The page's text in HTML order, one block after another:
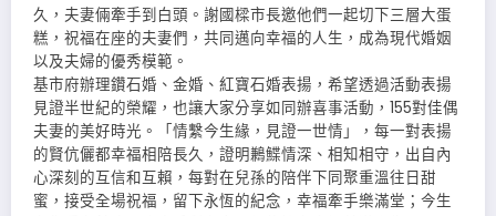
久，夫妻倆牽手到白頭。謝國樑市長邀他們一起切下三層大蛋
糕，祝福在座的夫妻們，共同邁向幸福的人生，成為現代婚姻
以及夫婦的優秀模範。
基市府辦理鑽石婚、金婚、紅寶石婚表揚，希望透過活動表揚
見證半世紀的榮耀，也讓大家分享如同辦喜事活動，155對佳偶
夫妻的美好時光。「情繫今生緣，見證一世情」，每一對表揚
的賢伉儷都幸福相陪長久，證明鶼鰈情深、相知相守，出自內
心深刻的互信和互賴，每對在兒孫的陪伴下同聚重溫往日甜
蜜，接受全場祝福，留下永恆的紀念，幸福牽手樂滿堂；今生